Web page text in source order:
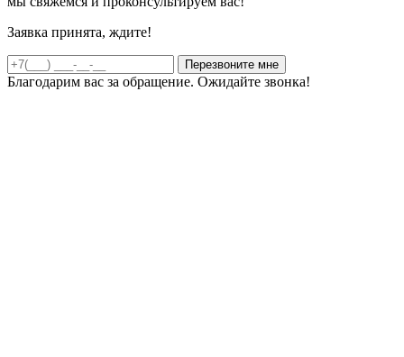
Заявка принята, ждите!
Благодарим вас за обращение. Ожидайте звонка!